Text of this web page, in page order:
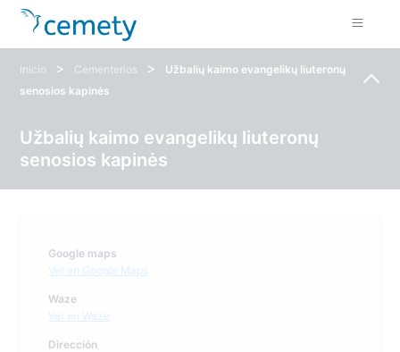
Inicio > Cementerios >
Užbalių kaimo evangelikų liuteronų
senosios kapinės
Užbalių kaimo evangelikų liuteronų
senosios kapinės
Google maps
Ver en Google Maps
Waze
Ver en Waze
Dirección